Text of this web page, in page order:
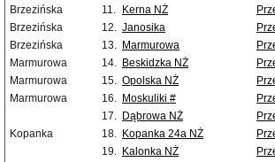
Brzezińska
11. Kerna NŻ
Brzezińska
12. Janosika
Brzezińska
13. Marmurowa
Marmurowa
14. Beskidzka NŻ
Marmurowa
15. Opolska NŻ
Marmurowa
16. Moskuliki #
17. Dąbrowa NŻ
Kopanka
18. Kopanka 24a NŻ
19. Kalonka NŻ